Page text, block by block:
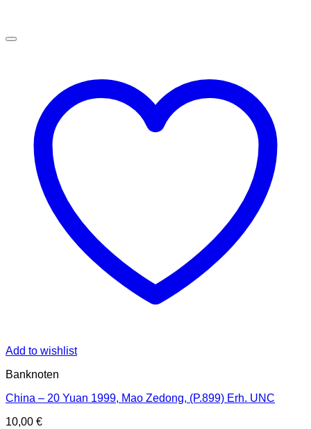
Add to wishlist
Banknoten
China – 20 Yuan 1999, Mao Zedong, (P.899) Erh. UNC
10,00 €